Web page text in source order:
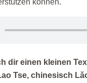
dir einen kleinen
Tse, chinesisch